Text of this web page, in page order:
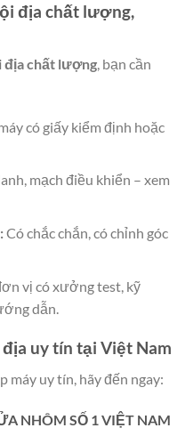
địa chất lượng,
địa chất lượng, bạn cần
có giấy kiểm định hoặc
mạch điều khiển – xem
Có chắc chắn, có chỉnh góc
vị có xưởng test, kỹ
dẫn.
uy tín tại Việt Nam
máy uy tín, hãy đến ngay:
NHÔM SỐ 1 VIỆT NAM